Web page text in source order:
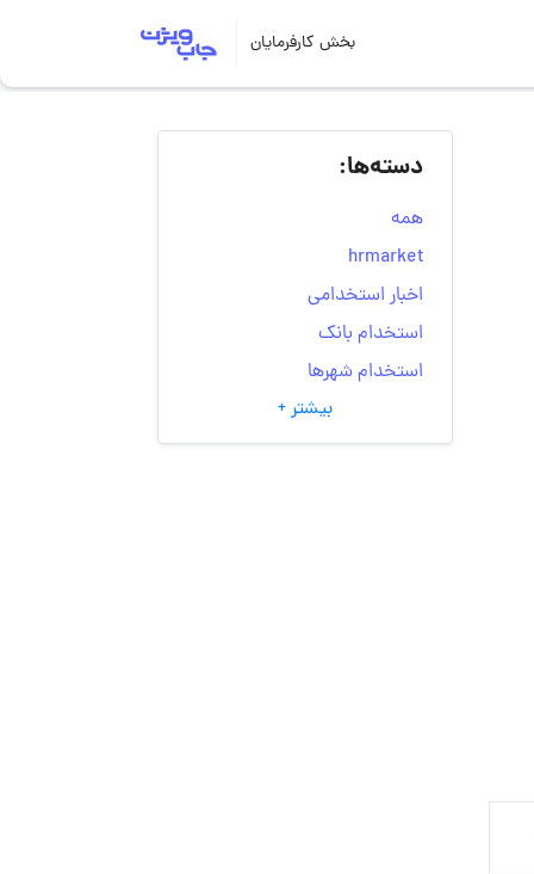
بخش کارفرمایان
دسته‌ها:
همه
hrmarket
اخبار استخدامی
استخدام بانک
استخدام شهرها
انتخاب مسیر شغلی
به‌روزرسانی‌های سایت
بیشتر +